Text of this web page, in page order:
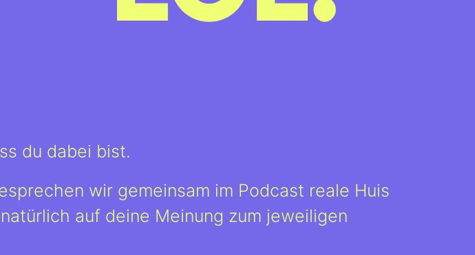
du dabei bist.
wir gemeinsam im Podcast reale Huis
auf deine Meinung zum jeweiligen